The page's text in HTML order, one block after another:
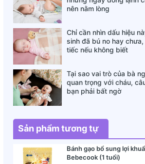
- Năng lượng : 244kcal
- Chất đạm : 4.0g
- Lipit : 10.8g
- Cacbohydrat : 33.6g
- Đường oligosacarit : 32.0g
- Chất xơ : 1.6g
- Lượng muối tương đương : 0.4g
- Canxi : 270mg
Màu xanh vị rau củ
nên nằm lòng
Chỉ cần nhìn dấu hiệu
sinh đã bú no hay
tiếc nếu không biết
Tại sao vai trò của bà
quan trọng với cháu,
bạn phải bất ngờ
Sản phẩm tương tự
Bánh gạo bổ sung lợi
Bebecook (1 tuổi)